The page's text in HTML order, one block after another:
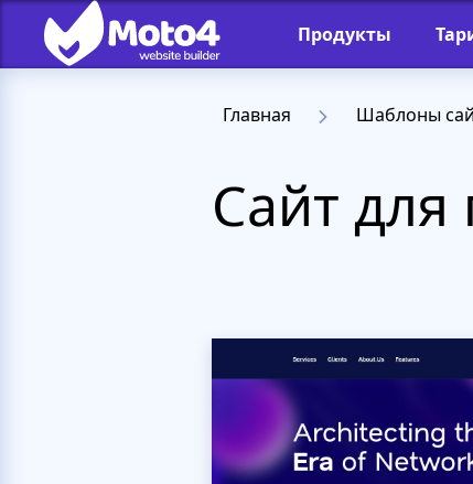
Продукты
Главная Шаблоны
Сайт